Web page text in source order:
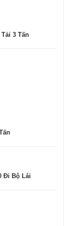
3 Tấn
Đi Bộ Lái